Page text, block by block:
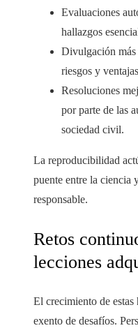
Evaluaciones
hallazgos
Divulgación más
riesgos y
Resoluciones
por parte de las
sociedad civil.
La reproducibilidad
puente entre la ciencia
responsable.
Retos
lecciones
El crecimiento de estas
exento de desafíos.